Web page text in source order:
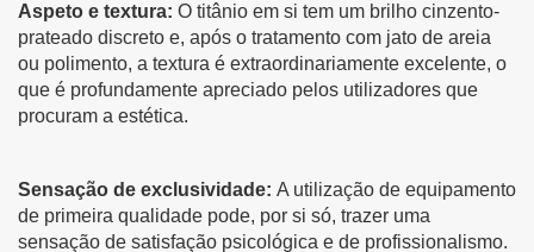
Aspeto e textura: O titânio em si tem um brilho cinzento-
prateado discreto e, após o tratamento com jato de areia
ou polimento, a textura é extraordinariamente excelente, o
que é profundamente apreciado pelos utilizadores que
procuram a estética.
Sensação de exclusividade: A utilização de equipamento
de primeira qualidade pode, por si só, trazer uma
sensação de satisfação psicológica e de profissionalismo.